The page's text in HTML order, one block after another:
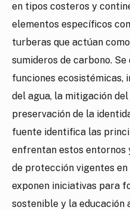
en tipos costeros y
elementos específicos
turberas que actúan
sumideros de carbono.
funciones ecosistémicas,
del agua, la mitigación
preservación de la
fuente identifica las
enfrentan estos entornos
de protección vigentes en
exponen iniciativas para
sostenible y la educación